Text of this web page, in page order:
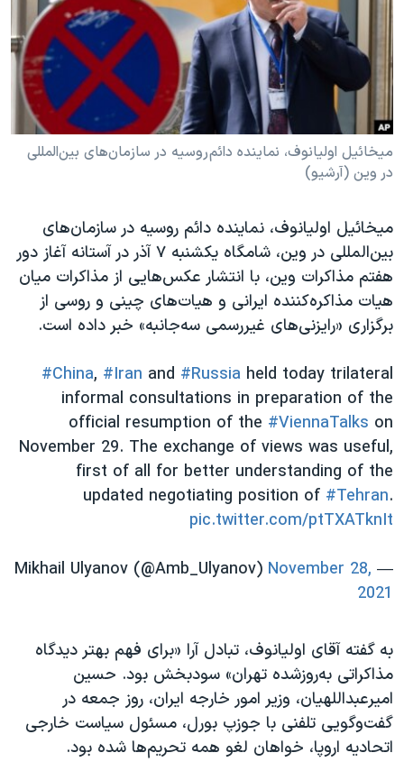
فرهنگ و زندگی
حقوق شهروندی
اقتصادی
علم و فناوری
اسرائیل در جنگ
گالری عکس
مستندها
انتخابات ریاست جمهوری آمریکا ۲۰۲۴
حمله جمهوری اسلامی به اسرائیل
رمز مهسا
ورزش زنان در ایران
اعتراضات زن، زندگی، آزادی
تریبونال مردمی آبان ۹۸
دادگاه حمید نوری
چهل سال گروگان‌گیری
اعتراضات مردمی آبان ۹۸
اسرائیل در جنگ
نرگس محمدی برنده جایزه نوبل صلح
همایش محافظه‌کاران آمریکا «سی‌پک»
صفحه‌های ویژه
دنبال کنید
زبانهای مختلف
میخائیل اولیانوف، نماینده دائم روسیه در سازمان‌های بین‌المللی
در وین (آرشیو)
میخائیل اولیانوف، نماینده دائم روسیه در سازمان‌های
بین‌المللی در وین، شامگاه یکشنبه ٧ آذر در آستانه آغاز دور
هفتم مذاکرات وین، با انتشار عکس‌هایی از مذاکرات میان
هیات مذاکره‌کننده ایرانی و هیات‌های چینی و روسی از
برگزاری «رایزنی‌های غیررسمی سه‌جانبه» خبر داده است.
#China, #Iran and #Russia held today trilateral
informal consultations in preparation of the
official resumption of the #ViennaTalks on
November 29. The exchange of views was useful,
first of all for better understanding of the
updated negotiating position of #Tehran.
pic.twitter.com/ptTXATknIt
— Mikhail Ulyanov (@Amb_Ulyanov)
November 28,
2021
به گفته آقای اولیانوف، تبادل آرا «برای فهم بهتر دیدگاه
مذاکراتی به‌روزشده تهران» سودبخش بود. حسین
امیرعبداللهیان، وزیر امور خارجه ایران، روز جمعه در
گفت‌وگویی تلفنی با جوزپ بورل، مسئول سیاست خارجی
اتحادیه اروپا، خواهان لغو همه تحریم‌ها شده بود.